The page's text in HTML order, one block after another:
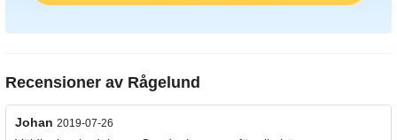
Recensioner av Rågelund
Johan 2019-07-26